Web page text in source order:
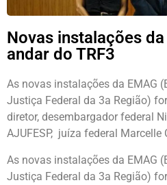
Novas instalações
andar do TRF3
As novas instalações da EMAG
Justiça Federal da 3a Região)
diretor, desembargador federal
AJUFESP, juíza federal Marcelle
As novas instalações da EMAG
Justiça Federal da 3a Região)